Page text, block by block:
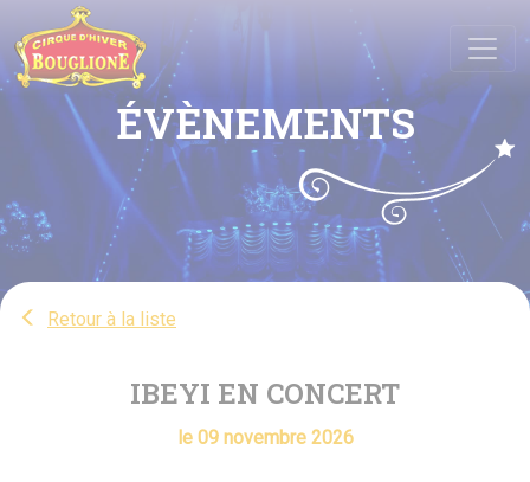
ÉVÈNEMENTS
Retour à la liste
IBEYI EN CONCERT
le 09 novembre 2026
Panneau de gestion des cookies